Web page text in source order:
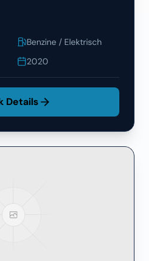
Benzine / Elektrisch
2020
Details